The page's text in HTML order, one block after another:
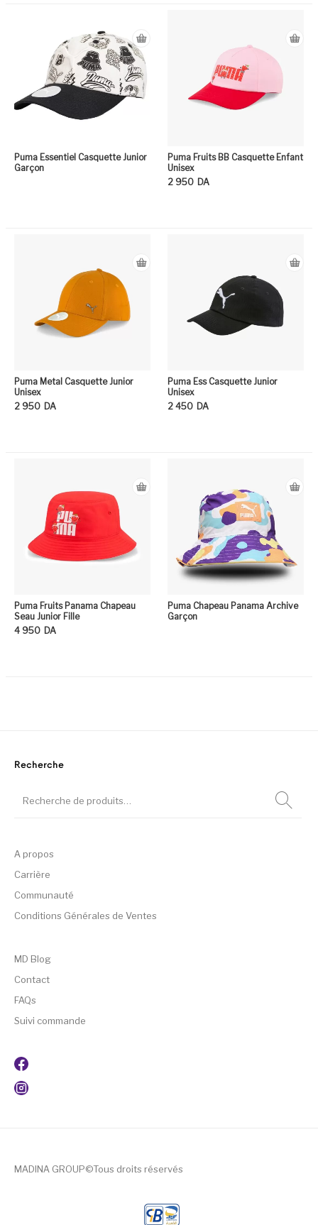
Puma Essentiel Casquette Junior
Garçon
Puma Fruits BB Casquette Enfant
Unisex
2 950 DA
Puma Metal Casquette Junior
Unisex
2 950 DA
Puma Ess Casquette Junior
Unisex
2 450 DA
Puma Fruits Panama Chapeau
Seau Junior Fille
4 950 DA
Puma Chapeau Panama Archive
Garçon
Recherche
A propos
Carrière
Communauté
Conditions Générales de Ventes
MD Blog
Contact
FAQs
Suivi commande
MADINA GROUP©Tous droits réservés